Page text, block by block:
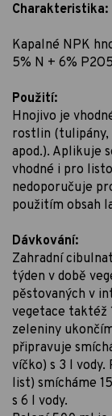
Charakteristika:
Kapalné NPK
5% N + 6%
Použití:
Hnojivo je
rostlin (tulipány,
apod.). Aplikuje
vhodné i pro
nedoporučuje
použitím obsah
Dávkování:
Zahradní
týden v době
pěstovaných v
vegetace taktéž
zeleniny
připravuje
víčko) s 3 l
list) smícháme
s 6 l vody.